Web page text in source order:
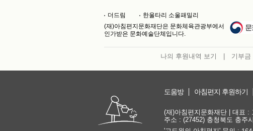
더드림
한울타리 소울패밀리
(재)아침편지문화재단은 문화체육관광부에서
인가받은 문화예술단체입니다.
나의 후원내역 보기 기부금
도움방 아침편지 후원하기
(재)아침편지문화재단 | 대표 :
주소 : (27452) 충청북도 충주